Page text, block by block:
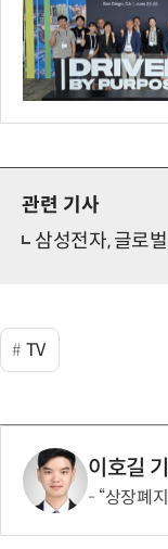
관련 기사
삼성전자, 글로
TV
이호길
“상장폐